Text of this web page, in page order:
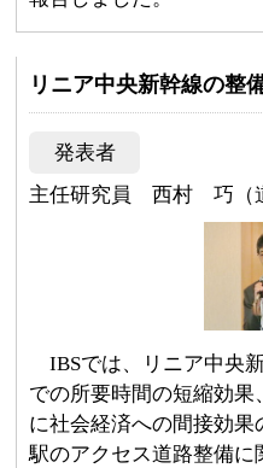
リニア中央新幹線の整
発表者
主任研究員 西村 巧（
IBSでは、リニア中央
での所要時間の短縮効
に社会経済への間接効
駅のアクセス道路整備に